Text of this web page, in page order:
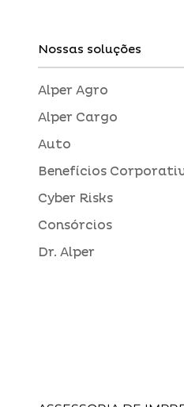
Nossas soluções
Alper Agro
Alper Cargo
Auto
Benefícios
Cyber Risks
Consórcios
Dr. Alper